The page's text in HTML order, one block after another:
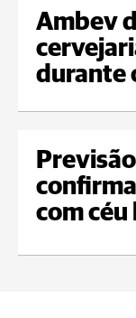
Ambev
durante
com